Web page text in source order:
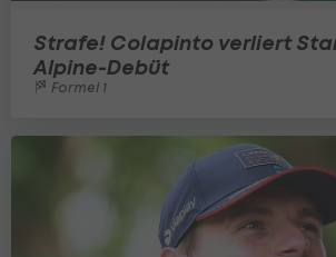
Strafe! Colapinto verliert
Alpine-Debüt
Formel 1